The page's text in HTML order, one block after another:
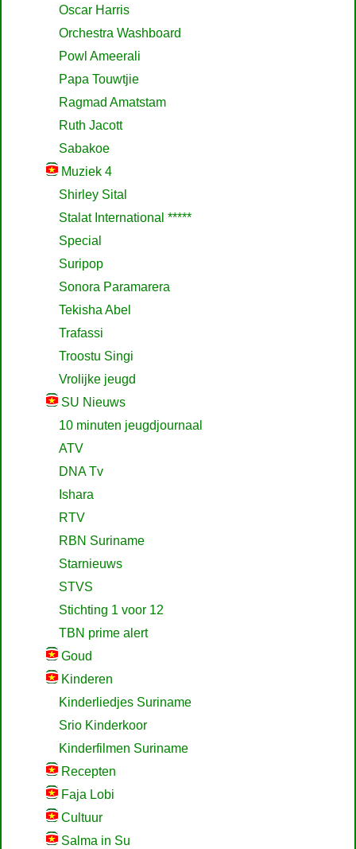
Oscar Harris
Orchestra Washboard
Powl Ameerali
Papa Touwtjie
Ragmad Amatstam
Ruth Jacott
Sabakoe
Muziek 4
Shirley Sital
Stalat International *****
Special
Suripop
Sonora Paramarera
Tekisha Abel
Trafassi
Troostu Singi
Vrolijke jeugd
SU Nieuws
10 minuten jeugdjournaal
ATV
DNA Tv
Ishara
RTV
RBN Suriname
Starnieuws
STVS
Stichting 1 voor 12
TBN prime alert
Goud
Kinderen
Kinderliedjes Suriname
Srio Kinderkoor
Kinderfilmen Suriname
Recepten
Faja Lobi
Cultuur
Salma in Su